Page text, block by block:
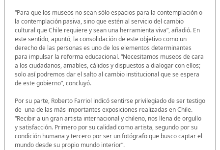
“Para que los museos no sean sólo espacios para la contemplación o
la contemplación pasiva, sino que estén al servicio del cambio
cultural que Chile requiere y sean una herramienta viva”, añadió. En
este sentido, apuntó, la consolidación de este objetivo como un
derecho de las personas es uno de los elementos determinantes
para impulsar la reforma educacional. “Necesitamos museos de cara
a los ciudadanos, amables, cálidos y dispuestos a dialogar con ellos;
solo así podremos dar el salto al cambio institucional que se espera
de este gobierno”, concluyó.
Por su parte, Roberto Farriol indicó sentirse privilegiado de ser testigo
de una de las más importantes exposiciones realizadas en Chile.
“Recibir a un gran artista internacional y chileno, nos llena de orgullo
y satisfacción. Primero por su calidad como artista, segundo por su
condición humana y tercero por ser un fotógrafo que busco captar el
mundo desde su propio mundo interior”.